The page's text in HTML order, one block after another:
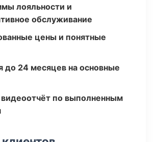
лояльности и
обслуживание
цены и понятные
до 24 месяцев на основные
по выполненным